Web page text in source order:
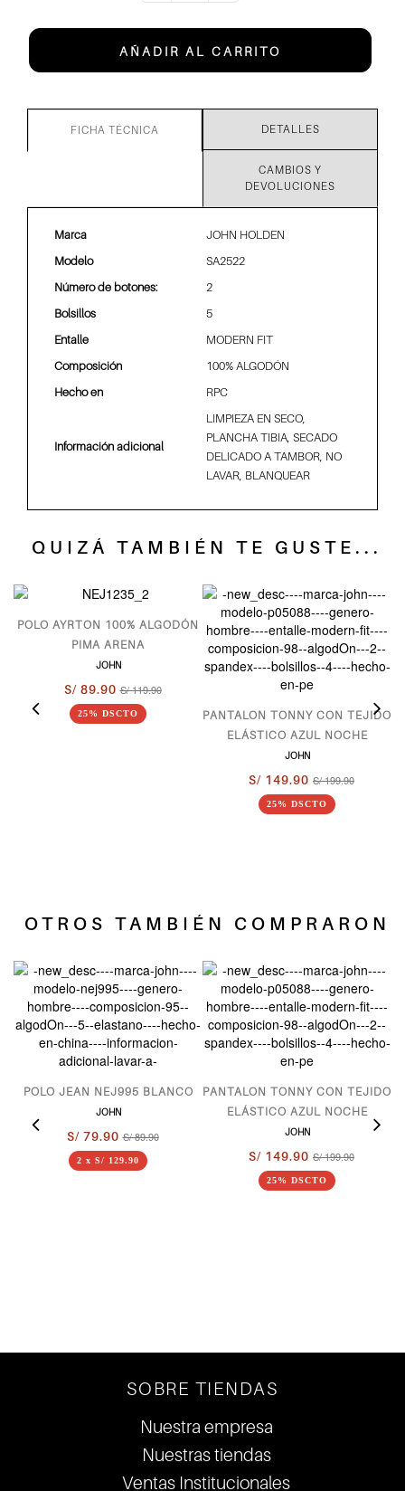
AÑADIR AL CARRITO
FICHA TÉCNICA DETALLES
CAMBIOS Y
DEVOLUCIONES
Marca
JOHN HOLDEN
Modelo
SA2522
Número de botones:
2
Bolsillos
5
Entalle
MODERN FIT
Composición
100% ALGODÓN
Hecho en
RPC
Información adicional
LIMPIEZA EN SECO,
PLANCHA TIBIA, SECADO
DELICADO A TAMBOR, NO
LAVAR, BLANQUEAR
QUIZÁ TAMBIÉN TE GUSTE...
POLO AYRTON 100% ALGODÓN
PIMA ARENA
JOHN
S/ 89.90 S/ 119.90
25% DSCTO
PANTALON TONNY CON TEJIDO
ELÁSTICO AZUL NOCHE
JOHN
S/ 149.90 S/ 199.90
25% DSCTO
OTROS TAMBIÉN COMPRARON
POLO JEAN NEJ995 BLANCO
JOHN
S/ 79.90 S/ 89.90
2 x S/ 129.90
PANTALON TONNY CON TEJIDO
ELÁSTICO AZUL NOCHE
JOHN
S/ 149.90 S/ 199.90
25% DSCTO
SOBRE TIENDAS
Nuestra empresa
Nuestras tiendas
Ventas Institucionales